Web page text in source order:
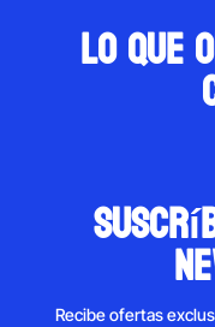
Lo que
Recibe ofertas